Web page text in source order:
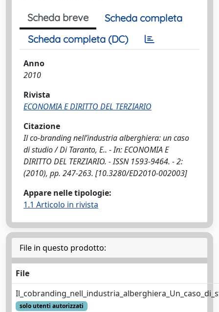
Scheda breve
Scheda completa
Scheda completa (DC)
Anno
2010
Rivista
ECONOMIA E DIRITTO DEL TERZIARIO
Citazione
Il co-branding nell’industria alberghiera: un caso
di studio / Di Taranto, E.. - In: ECONOMIA E
DIRITTO DEL TERZIARIO. - ISSN 1593-9464. - 2:
(2010), pp. 247-263. [10.3280/ED2010-002003]
Appare nelle tipologie:
1.1 Articolo in rivista
File in questo prodotto:
File
solo utenti autorizzati